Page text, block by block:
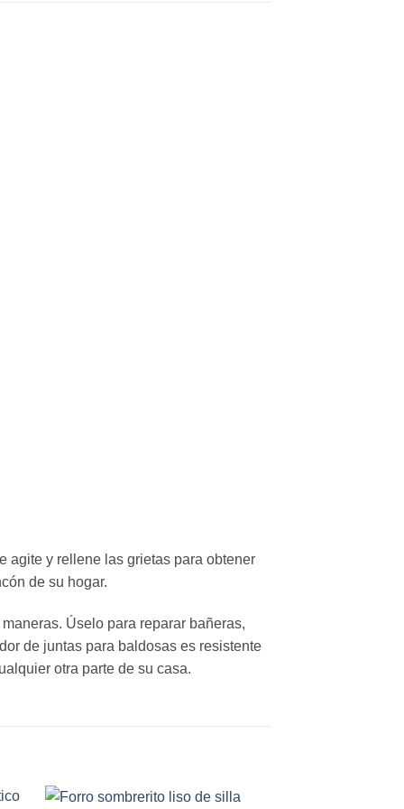
agite y rellene las grietas para obtener
de su hogar.
Úselo para reparar bañeras,
de juntas para baldosas es resistente
otra parte de su casa.